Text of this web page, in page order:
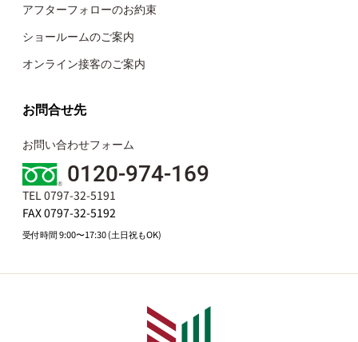
アフターフォローのお約束
ショールームのご案内
オンライン接客のご案内
お問合せ先
お問い合わせフォーム
0120-974-169
TEL 0797-32-5191
FAX 0797-32-5192
受付時間 9:00〜17:30 (土日祝もOK)